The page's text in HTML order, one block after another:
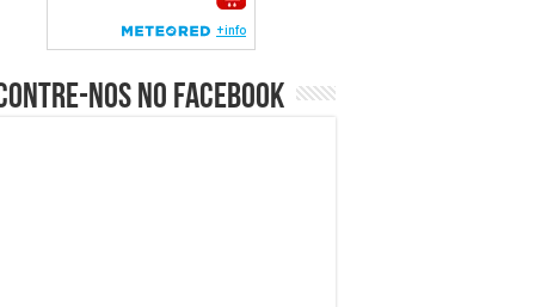
nos no Facebook